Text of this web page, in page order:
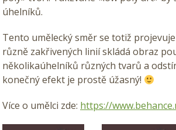
úhelníků.
Tento umělecký směr se totiž
různě zakřivených linií skládá obraz
několikaúhelníků různých tvarů a
konečný efekt je prostě úžasný!
Více o umělci zde: https://